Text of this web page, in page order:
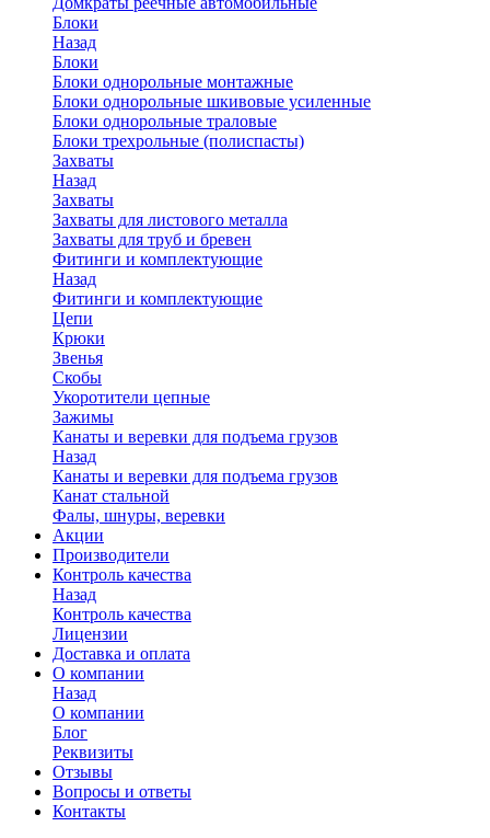
Блоки
Назад
Блоки
Блоки однорольные монтажные
Блоки однорольные шкивовые усиленные
Блоки однорольные траловые
Блоки трехрольные (полиспасты)
Захваты
Назад
Захваты
Захваты для листового металла
Захваты для труб и бревен
Фитинги и комплектующие
Назад
Фитинги и комплектующие
Цепи
Крюки
Звенья
Скобы
Укоротители цепные
Зажимы
Канаты и веревки для подъема грузов
Назад
Канаты и веревки для подъема грузов
Канат стальной
Фалы, шнуры, веревки
Акции
Производители
Контроль качества
Назад
Контроль качества
Лицензии
Доставка и оплата
О компании
Назад
О компании
Блог
Реквизиты
Отзывы
Вопросы и ответы
Контакты